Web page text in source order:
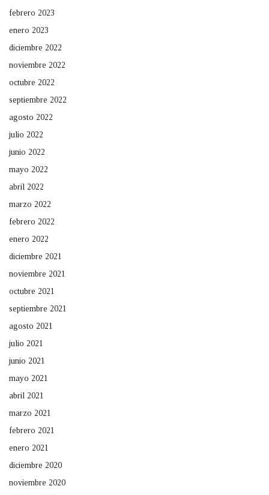
febrero 2023
enero 2023
diciembre 2022
noviembre 2022
octubre 2022
septiembre 2022
agosto 2022
julio 2022
junio 2022
mayo 2022
abril 2022
marzo 2022
febrero 2022
enero 2022
diciembre 2021
noviembre 2021
octubre 2021
septiembre 2021
agosto 2021
julio 2021
junio 2021
mayo 2021
abril 2021
marzo 2021
febrero 2021
enero 2021
diciembre 2020
noviembre 2020